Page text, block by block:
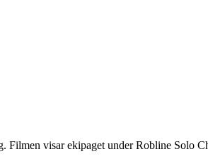
visar ekipaget under Robline Solo